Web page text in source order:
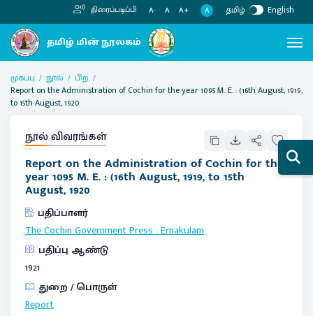
திரைப்படிப்பி A- A A+ A தமிழ் English
முகப்பு நூல்
பிற
Report on the Administration of Cochin for the year 1095 M. E. : (16th August, 1919,
to 15th August, 1920
நூல் விவரங்கள்
Report on the Administration of Cochin for the
year 1095 M. E. : (16th August, 1919, to 15th
August, 1920
பதிப்பாளர்
The Cochin Government Press:Ernakulam
பதிப்பு ஆண்டு
1921
துறை / பொருள்
Report